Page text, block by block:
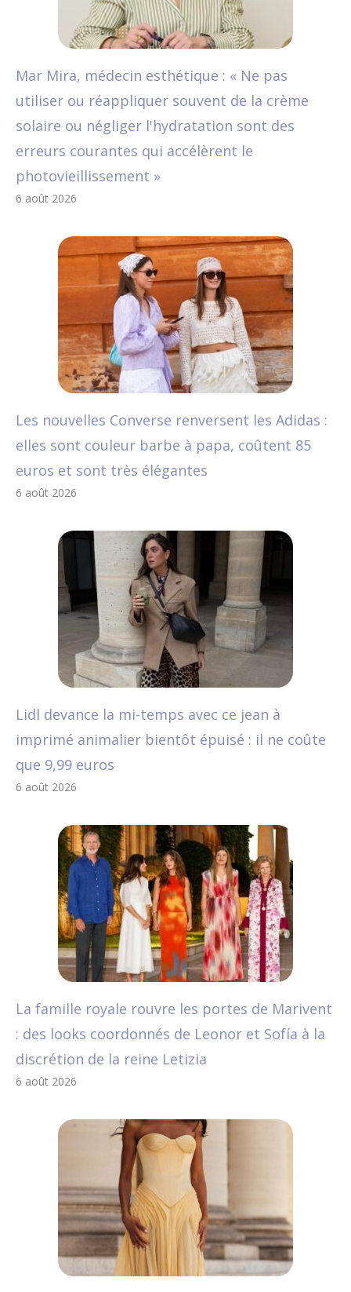
Mar Mira, médecin esthétique : « Ne pas
utiliser ou réappliquer souvent de la crème
solaire ou négliger l'hydratation sont des
erreurs courantes qui accélèrent le
photovieillissement »
6 août 2026
Les nouvelles Converse renversent les Adidas :
elles sont couleur barbe à papa, coûtent 85
euros et sont très élégantes
6 août 2026
Lidl devance la mi-temps avec ce jean à
imprimé animalier bientôt épuisé : il ne coûte
que 9,99 euros
6 août 2026
La famille royale rouvre les portes de Marivent
: des looks coordonnés de Leonor et Sofía à la
discrétion de la reine Letizia
6 août 2026